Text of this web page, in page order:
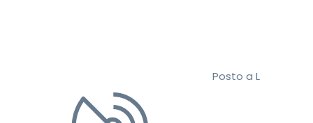
Posto a L